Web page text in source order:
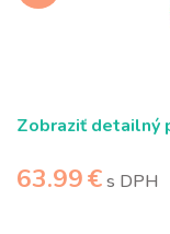
Zobraziť detailný
63.99 €s DPH